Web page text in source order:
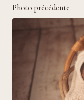
Photo précédente